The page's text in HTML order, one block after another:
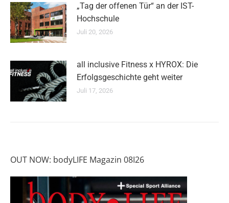
„Tag der offenen Tür“ an der IST-
Hochschule
Juli 20, 2026
all inclusive Fitness x HYROX: Die
Erfolgsgeschichte geht weiter
Juli 17, 2026
OUT NOW: bodyLIFE Magazin 08I26